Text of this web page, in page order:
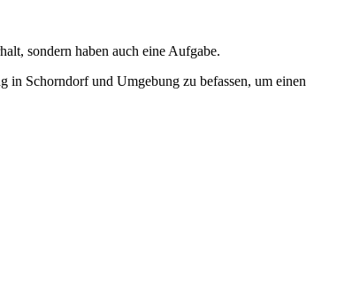
sondern haben auch eine Aufgabe.
Schorndorf und Umgebung zu befassen, um einen